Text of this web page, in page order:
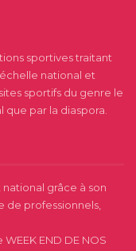
sportives traitant
national et
sportifs du genre le
que par la diaspora.
grâce à son
de professionnels,
WEEK END DE NOS